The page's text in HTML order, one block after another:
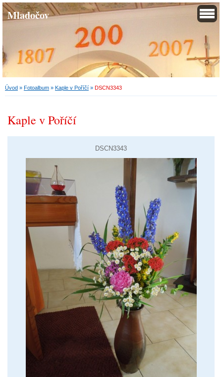
Mladočov
Úvod » Fotoalbum » Kaple v Poříčí » DSCN3343
Kaple v Poříčí
DSCN3343